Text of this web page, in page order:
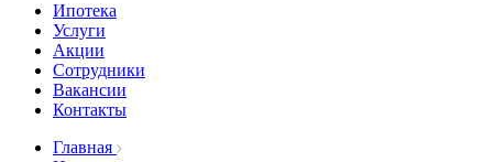
Ипотека
Услуги
Акции
Сотрудники
Вакансии
Контакты
Главная